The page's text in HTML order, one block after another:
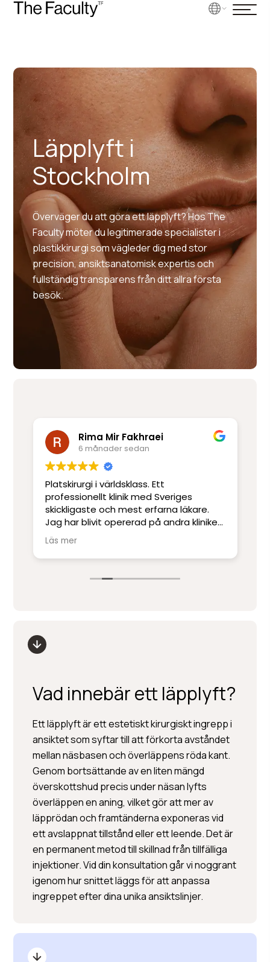
Läpplyft i
Stockholm
Överväger du att göra ett läpplyft? Hos The
Faculty möter du legitimerade specialister i
plastikkirurgi som vägleder dig med stor
precision, ansiktsanatomisk expertis och
fullständig transparens från ditt allra första
besök.
Rima Mir Fakhraei
6 månader sedan
Platskirurgi i världsklass. Ett
professionellt klinik med Sveriges
skickligaste och mest erfarna läkare.
Jag har blivit opererad på andra kliniker
men har inte upplevt skicklighet och
service på denna nivå.
Läs mer
Vad innebär ett läpplyft?
Ett läpplyft är ett estetiskt kirurgiskt ingrepp i
ansiktet som syftar till att förkorta avståndet
mellan näsbasen och överläppens röda kant.
Genom bortsättande av en liten mängd
överskottshud precis under näsan lyfts
överläppen en aning, vilket gör att mer av
läpprödan och framtänderna exponeras vid
ett avslappnat tillstånd eller ett leende. Det är
en permanent metod till skillnad från tillfälliga
injektioner. Vid din konsultation går vi noggrant
igenom hur snittet läggs för att anpassa
ingreppet efter dina unika ansiktslinjer.